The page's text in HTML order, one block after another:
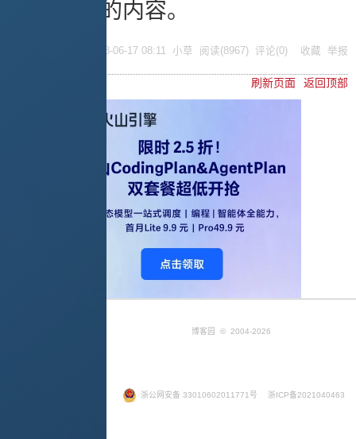
a.jsp页面的内容。
2008-06-17 08:11 小草 阅读(8967) 评论(0) 收藏 举报
刷新页面 返回顶部
博客园 © 2004-2026
浙公网安备 33010602011771号 浙ICP备2021040463